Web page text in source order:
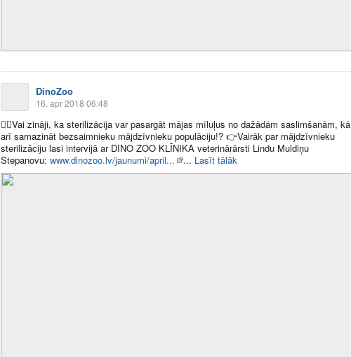
DinoZoo
16. apr 2018 06:48
👩‍⚕️Vai zināji, ka sterilizācija var pasargāt mājas mīluļus no dažādām saslimšanām, kā
arī samazināt bezsaimnieku mājdzīvnieku populāciju!? 👉Vairāk par mājdzīvnieku
sterilizāciju lasi intervijā ar DINO ZOO KLĪNIKA veterinārārsti Lindu Muldiņu
Stepanovu: www.dinozoo.lv/jaunumi/april... ​... Lasīt tālāk